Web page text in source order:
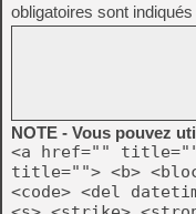
obligatoires sont
NOTE - Vous pouvez
<a href=""
title=""> <b>
<code> <del